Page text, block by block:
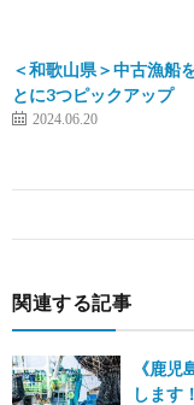
＜和歌山県＞中古漁船
とに3つピックアップ
2024.06.20
関連する記事
《鹿
します！